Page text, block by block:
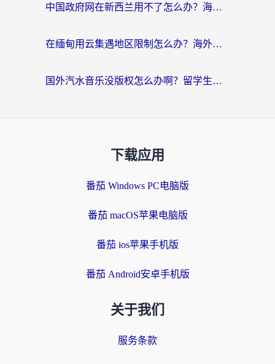
中国政府网在新西兰用不了怎么办？海外华人追剧看新闻的实用指南
在缅甸用云集遇地区限制怎么办？海外党亲测有效解决方案来了！
国外汽水音乐没版权怎么办啊？留学生亲测有效的回国加速攻略
下载应用
番茄 Windows PC电脑版
番茄 macOS苹果电脑版
番茄 ios苹果手机版
番茄 Android安卓手机版
关于我们
服务条款